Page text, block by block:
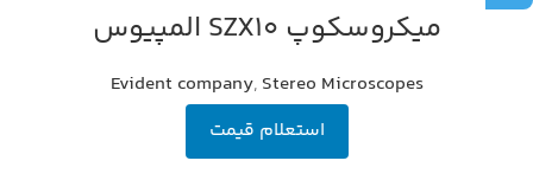
میکروسکوپ SZX10 المپیوس
Evident company, Stereo Microscopes
استعلام قیمت